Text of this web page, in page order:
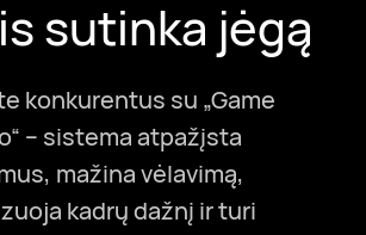
sutinka jėgą
konkurentus su „Game
– sistema atpažįsta
mažina vėlavimą,
kadrų dažnį ir turi